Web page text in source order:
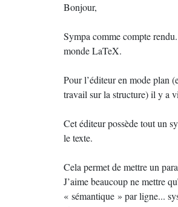
\instrument
Cette commande n’est pas,
penser de prime abord, qu’un
du mal pour rien. En effet,
ainsi :
1. D’un source lisible et
ﬁchier .texcontienne
Bonjour,
Sympa comme compte
monde LaTeX.
Pour l’éditeur en mode plan
travail sur la structure) il y a
Cet éditeur possède tout un
le texte.
Cela permet de mettre un
J’aime beaucoup ne mettre
« sémantique » par ligne...